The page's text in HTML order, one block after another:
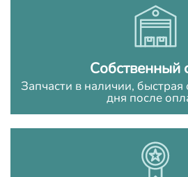
Собственный
Запчасти в наличии, быстрая
дня после